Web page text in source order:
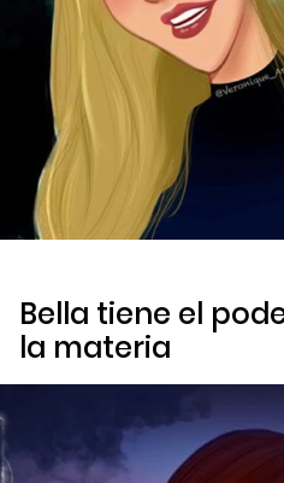
Bella tiene el
la materia